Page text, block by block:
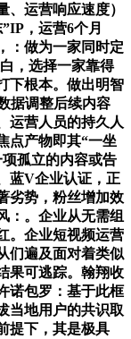
运营响应速度）
，运营6个月
：做为一家同时定
，选择一家靠得
下根本。做出明智
据调整后续内容
运营人员的持久人
点产物即其“一坐
孤立的内容或告
蓝V企业认证，正
劣势，粉丝增加效
：。企业从无需组
。企业短视频运营
们遍及面对着类似
果可逃踪。翰翔收
诺包罗：基于此框
当地用户的共识取
提下，其是极具